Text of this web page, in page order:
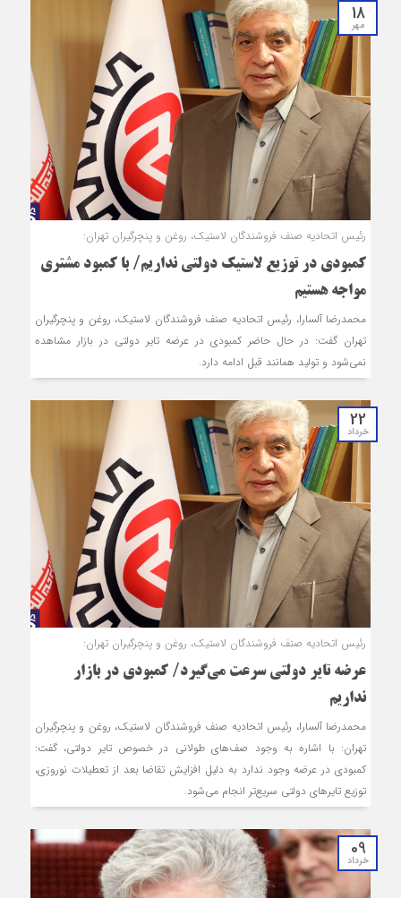
18
مهر
رئیس اتحادیه صنف فروشندگان لاستیک، روغن و پنچرگیران تهران:
کمبودی در توزیع لاستیک دولتی نداریم/ با کمبود مشتری
مواجه هستیم
محمدرضا آل‎سارا، رئیس اتحادیه صنف فروشندگان لاستیک، روغن و پنچرگیران
تهران گفت: در حال حاضر کمبودی در عرضه تایر دولتی در بازار مشاهده
نمی‌شود و تولید همانند قبل ادامه دارد.
22
خرداد
رئیس اتحادیه صنف فروشندگان لاستیک، روغن و پنچرگیران تهران:
عرضه تایر دولتی سرعت می‌گیرد/ کمبودی در بازار
نداریم
محمدرضا آل‎سارا، رئیس اتحادیه صنف فروشندگان لاستیک، روغن و پنچرگیران
تهران: با اشاره به وجود صف‌های طولانی در خصوص تایر دولتی، گفت:
کمبودی در عرضه وجود ندارد به دلیل افزایش تقاضا بعد از تعطیلات نوروزی،
توزیع تایرهای دولتی سریع‌تر انجام می‌شود.
09
خرداد